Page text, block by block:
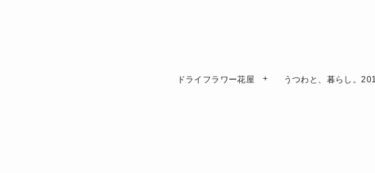
ドライフラワー花屋 うつわと、暮らし。201